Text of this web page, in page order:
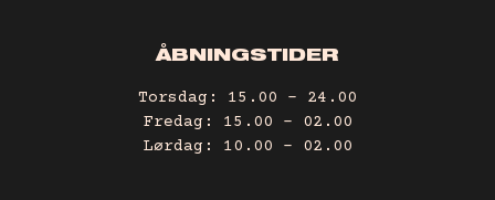
ÅBNINGSTIDER
Torsdag: 15.00 – 24.00
Fredag: 15.00 – 02.00
Lørdag: 10.00 – 02.00